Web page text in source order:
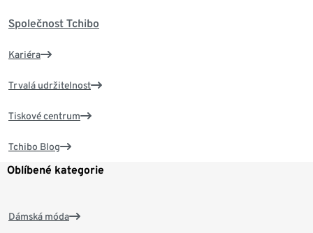
Společnost Tchibo
Kariéra
Trvalá udržitelnost
Tiskové centrum
Tchibo Blog
Oblíbené kategorie
Dámská móda